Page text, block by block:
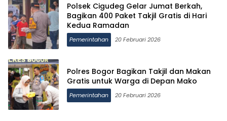
Polsek Cigudeg Gelar Jumat Berkah,
Bagikan 400 Paket Takjil Gratis di Hari
Kedua Ramadan
Pemerintahan 20 Februari 2026
Polres Bogor Bagikan Takjil dan Makan
Gratis untuk Warga di Depan Mako
Pemerintahan 20 Februari 2026